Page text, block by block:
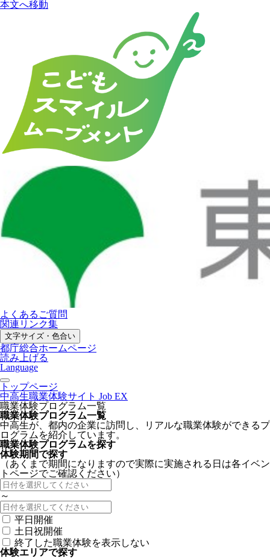
本文へ移動
よくあるご質問
関連リンク集
文字サイズ・色合い
都庁総合ホームページ
読み上げる
Language
トップページ
中高生職業体験サイト Job EX
職業体験プログラム一覧
職業体験プログラム一覧
中高生が、都内の企業に訪問し、リアルな職業体験ができるプ
ログラムを紹介しています。
職業体験プログラムを探す
体験期間で探す
（あくまで期間になりますので実際に実施される日は各イベン
トページでご確認ください）
～
平日開催
土日祝開催
終了した職業体験を表示しない
体験エリアで探す